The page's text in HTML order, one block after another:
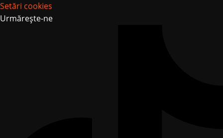
Setări cookies
Urmărește-ne